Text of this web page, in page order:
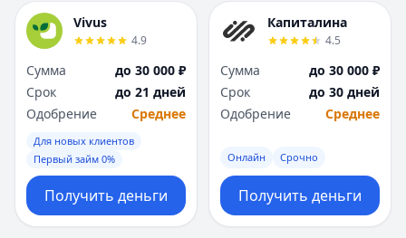
Vivus
4.9
Сумма
до 30 000 ₽
Срок
до 21 дней
Одобрение
Среднее
Для новых клиентов
Первый займ 0%
Получить деньги
Капиталина
4.5
Сумма
до 30 000 ₽
Срок
до 30 дней
Одобрение
Среднее
Онлайн Срочно
Получить деньги